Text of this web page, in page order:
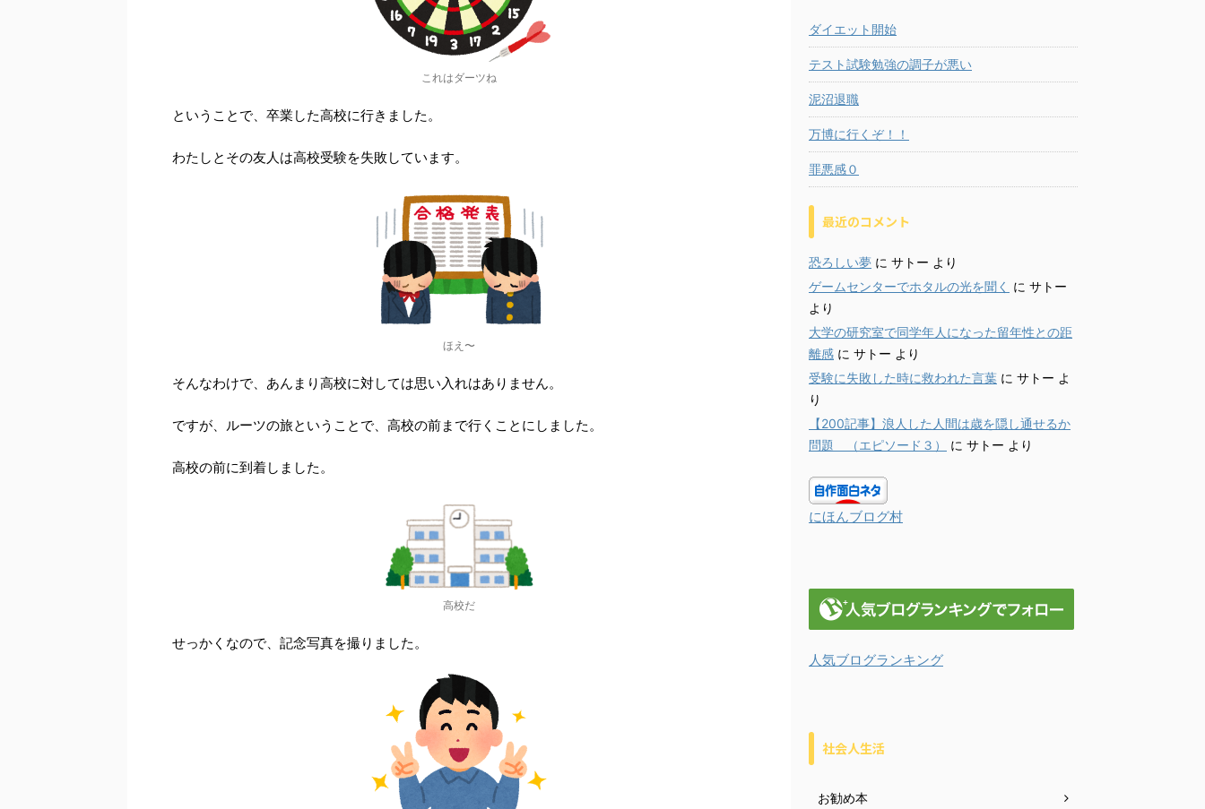
これはダーツね
ということで、卒業した高校に行きました。
わたしとその友人は高校受験を失敗しています。
ほえ〜
そんなわけで、あんまり高校に対しては思い入れはありません。
ですが、ルーツの旅ということで、高校の前まで行くことにしました。
高校の前に到着しました。
高校だ
せっかくなので、記念写真を撮りました。
ダイエット開始
テスト試験勉強の調子が悪い
泥沼退職
万博に行くぞ！！
罪悪感０
最近のコメント
恐ろしい夢 に サトー より
ゲームセンターでホタルの光を聞く に サトー
より
大学の研究室で同学年人になった留年性との距
離感 に サトー より
受験に失敗した時に救われた言葉 に サトー よ
り
【200記事】浪人した人間は歳を隠し通せるか
問題 （エピソード３）
に サトー より
にほんブログ村
人気ブログランキング
社会人生活
お勧め本